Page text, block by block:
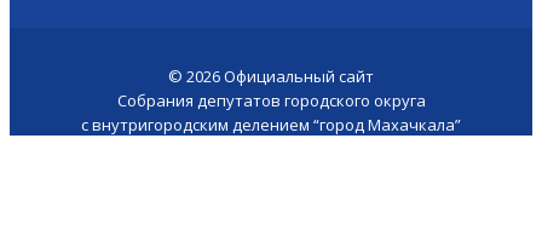
© 2026Официальный сайт
Собрания депутатов городского округа
с внутригородским делением “город Махачкала”